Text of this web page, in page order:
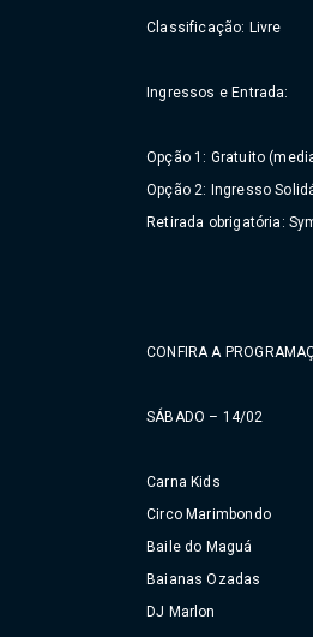
Classificação: Livre
Ingressos e Entrada:
Opção 1: Gratuito
Opção 2: Ingresso
Retirada obrigatória:
CONFIRA A
SÁBADO – 14/02
Carna Kids
Circo Marimbondo
Baile do Maguá
Baianas Ozadas
DJ Marlon